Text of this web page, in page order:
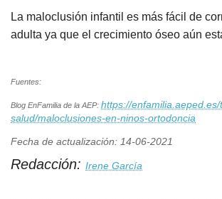
La maloclusión infantil es más fácil de
adulta ya que el crecimiento óseo aún
Fuentes:
Blog EnFamilia de la AEP: https://
salud/maloclusiones-en-ninos-ortodoncia
Fecha de actualización: 14-06-2021
Redacción: Irene García